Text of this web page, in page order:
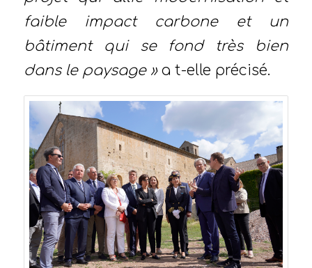
faible impact carbone et un
bâtiment qui se fond très bien
dans le paysage »a t-elle précisé.